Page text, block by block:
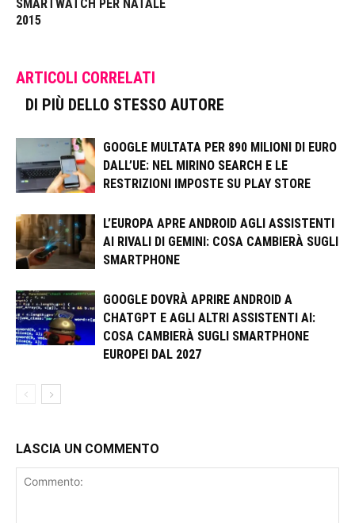
SMARTWATCH PER NATALE
2015
ARTICOLI CORRELATI
DI PIÙ DELLO STESSO AUTORE
GOOGLE MULTATA PER 890 MILIONI DI EURO
DALL’UE: NEL MIRINO SEARCH E LE
RESTRIZIONI IMPOSTE SU PLAY STORE
L’EUROPA APRE ANDROID AGLI ASSISTENTI
AI RIVALI DI GEMINI: COSA CAMBIERÀ SUGLI
SMARTPHONE
GOOGLE DOVRÀ APRIRE ANDROID A
CHATGPT E AGLI ALTRI ASSISTENTI AI:
COSA CAMBIERÀ SUGLI SMARTPHONE
EUROPEI DAL 2027
LASCIA UN COMMENTO